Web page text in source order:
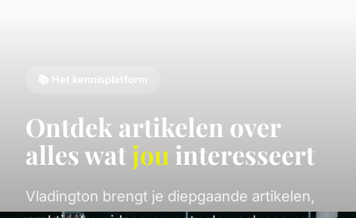
📚 Het kennisplatform
Ontdek artikelen over
alles watjou interesseert
Vladington brengt je diepgaande artikelen,